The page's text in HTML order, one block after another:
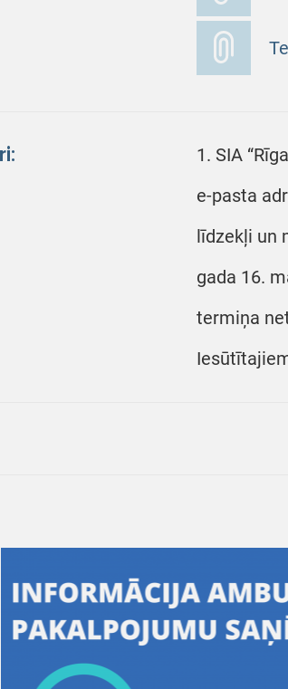
1. SIA
e-pasta
līdzekļi un
gada 16.
termiņa